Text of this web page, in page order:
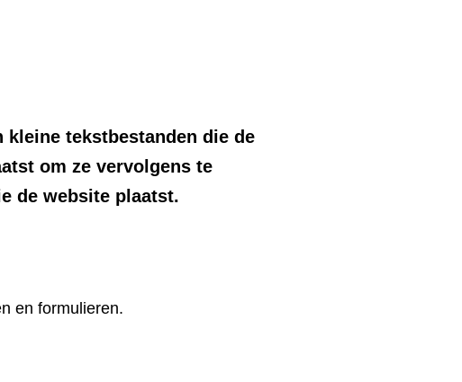
kleine tekstbestanden die de
om ze vervolgens te
de website plaatst.
en formulieren.